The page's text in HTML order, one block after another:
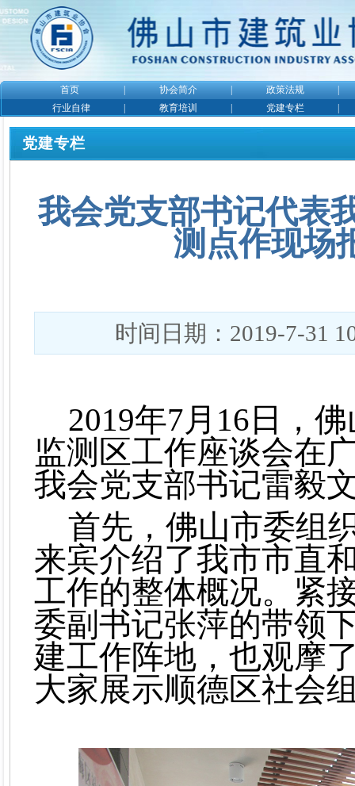
首页 协会简介 政策法规
行业自律
教育培训 党建专栏
党建专栏
我会党支部书记代表
测点作现场
时间日期：2019-7-
2019年7月16日，
监测区工作座谈会在
我会党支部书记雷毅
首先，佛山市委组
来宾介绍了我市市直
工作的整体概况。紧
委副书记张萍的带领
建工作阵地，也观摩
大家展示顺德区社会